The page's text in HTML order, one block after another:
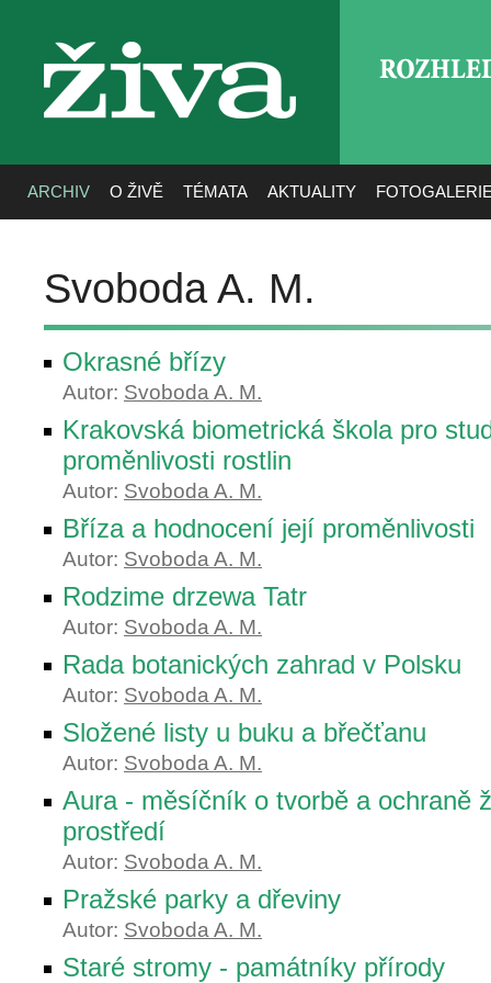
živa
ARCHIV O ŽIVĚ TÉMATA AKTUALITY
Svoboda A. M.
Okrasné břízy
Autor: Svoboda A. M.
Krakovská biometrická škola pro
proměnlivosti rostlin
Autor: Svoboda A. M.
Bříza a hodnocení její proměnlivosti
Autor: Svoboda A. M.
Rodzime drzewa Tatr
Autor: Svoboda A. M.
Rada botanických zahrad v Polsku
Autor: Svoboda A. M.
Složené listy u buku a břečťanu
Autor: Svoboda A. M.
Aura - měsíčník o tvorbě a ochraně
prostředí
Autor: Svoboda A. M.
Pražské parky a dřeviny
Autor: Svoboda A. M.
Staré stromy - památníky přírody